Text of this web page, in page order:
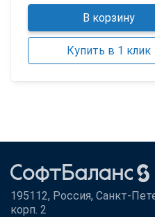
В корзину
Купить в 1 клик
195112, Россия, Санкт-
корп. 2